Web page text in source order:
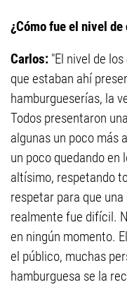
¿Cómo fue el nivel
Carlos: "El nivel de
que estaban ahí
hamburgueserías, la
Todos presentaron
algunas un poco más
un poco quedando en
altísimo, respetando
respetar para que
realmente fue difícil.
en ningún momento.
el público, muchas
hamburguesa se la